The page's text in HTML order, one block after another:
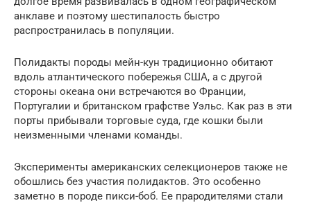
анклаве и поэтому шестипалость быстро
распространилась в популяции.
Полидакты породы мейн-кун традиционно обитают
вдоль атлантического побережья США, а с другой
стороны океана они встречаются во Франции,
Португалии и британском графстве Уэльс. Как раз в эти
порты прибывали торговые суда, где кошки были
неизменными членами команды.
Эксперименты американских селекционеров также не
обошлись без участия полидактов. Это особенно
заметно в породе пикси-боб. Ее прародителями стали